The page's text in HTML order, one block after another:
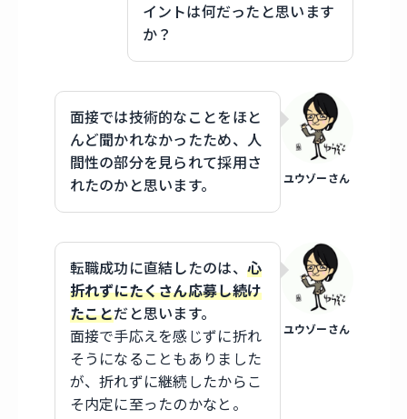
イントは何だったと思います
か？
ユウゾーさん
面接では技術的なことをほと
んど聞かれなかったため、人
間性の部分を見られて採用さ
れたのかと思います。
ユウゾーさん
転職成功に直結したのは、 心
折れずにたくさん応募し続け
たことだと思います。
面接で手応えを感じずに折れ
そうになることもありました
が、折れずに継続したからこ
そ内定に至ったのかなと。